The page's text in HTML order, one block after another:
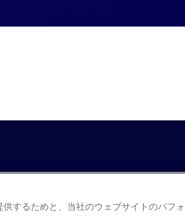
Moloco
広告フォーマ
するためと、当社のウェブサイトのパフ